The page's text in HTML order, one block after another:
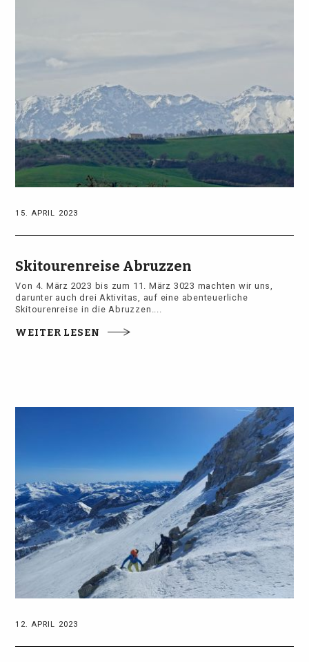
15. APRIL 2023
Skitourenreise Abruzzen
Von 4. M ärz 2023 bis zum 11 . M ärz 3023 machten wir uns,
d arunter auch d rei Aktivitas, auf eine abenteuer lic he
Skitourenreise in die Abruzzen ....
WEITER LESEN
12. APRIL 2023